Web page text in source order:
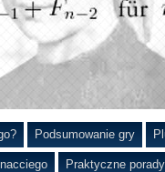
Podsumowanie gry
Praktyczne porady